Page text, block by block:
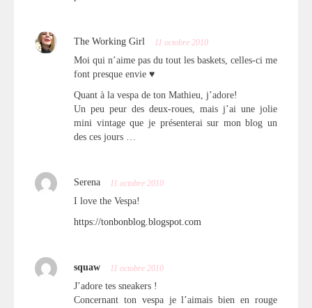
The Working Girl 11 octobre 2010
Moi qui n’aime pas du tout les baskets, celles-ci me
font presque envie ♥
Quant à la vespa de ton Mathieu, j’adore!
Un peu peur des deux-roues, mais j’ai une jolie
mini vintage que je présenterai sur mon blog un
des ces jours …
Serena 11 octobre 2010
I love the Vespa!
https://tonbonblog.blogspot.com
squaw 11 octobre 2010
J’adore tes sneakers !
Concernant ton vespa je l’aimais bien en rouge